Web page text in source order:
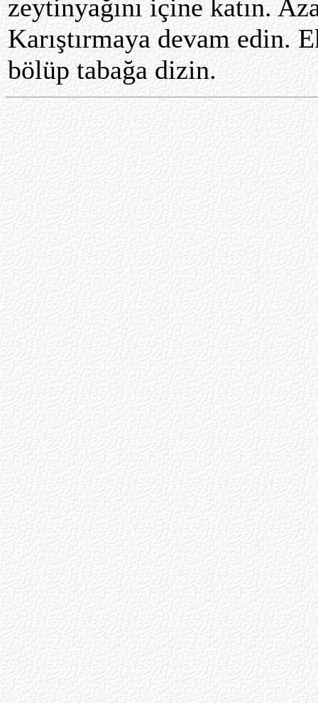
zeytinyağını içine katın.
Karıştırmaya devam edin.
bölüp tabağa dizin.